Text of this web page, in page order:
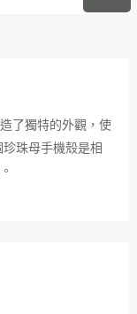
了獨特的外觀，使
珠母手機殼是相